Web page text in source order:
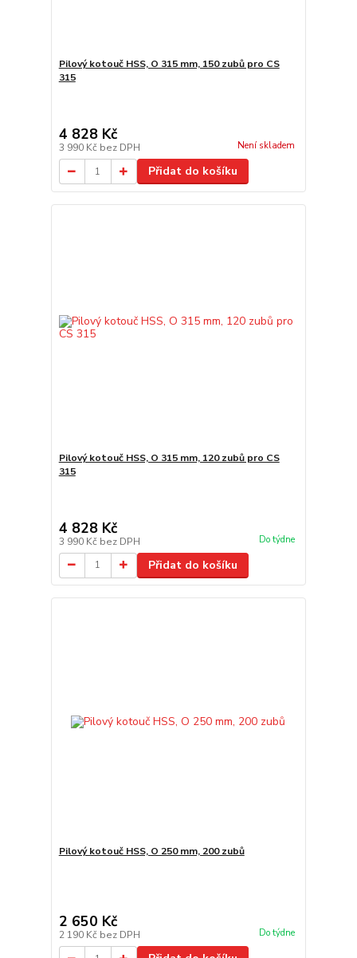
Pilový kotouč HSS, O 315 mm, 150 zubů pro CS
315
4 828 Kč
3 990 Kč bez DPH Není skladem
Přidat do košíku
Pilový kotouč HSS, O 315 mm, 120 zubů pro CS
315
4 828 Kč
3 990 Kč bez DPH Do týdne
Přidat do košíku
Pilový kotouč HSS, O 250 mm, 200 zubů
2 650 Kč
2 190 Kč bez DPH Do týdne